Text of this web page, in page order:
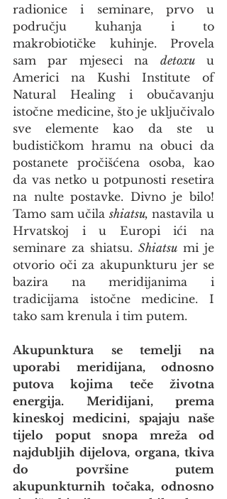
radionice i seminare, prvo u
području kuhanja i to
makrobiotičke kuhinje. Provela
sam par mjeseci na detoxu u
Americi na Kushi Institute of
Natural Healing i obučavanju
istočne medicine, što je uključivalo
sve elemente kao da ste u
budističkom hramu na obuci da
postanete pročišćena osoba, kao
da vas netko u potpunosti resetira
na nulte postavke. Divno je bilo!
Tamo sam učila shiatsu, nastavila u
Hrvatskoj i u Europi ići na
seminare za shiatsu. Shiatsu mi je
otvorio oči za akupunkturu jer se
bazira na meridijanima i
tradicijama istočne medicine. I
tako sam krenula i tim putem.
Akupunktura se temelji na
uporabi meridijana, odnosno
putova kojima teče životna
energija. Meridijani, prema
kineskoj medicini, spajaju naše
tijelo poput snopa mreža od
najdubljih dijelova, organa, tkiva
do površine putem
akupunkturnih točaka, odnosno